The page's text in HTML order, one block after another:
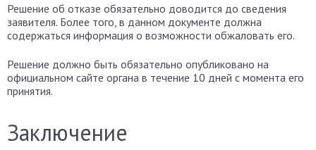
Решение об отказе обязательно доводится до сведения
заявителя. Более того, в данном документе должна
содержаться информация о возможности обжаловать его.
Решение должно быть обязательно опубликовано на
официальном сайте органа в течение 10 дней с момента его
принятия.
Заключение